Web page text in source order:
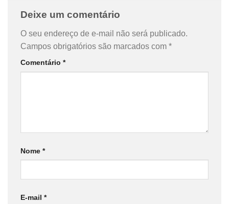
Deixe um comentário
O seu endereço de e-mail não será publicado.
Campos obrigatórios são marcados com *
Comentário *
Nome *
E-mail *